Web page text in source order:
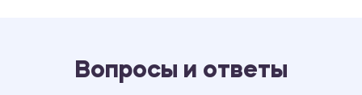
Вопросы и ответы